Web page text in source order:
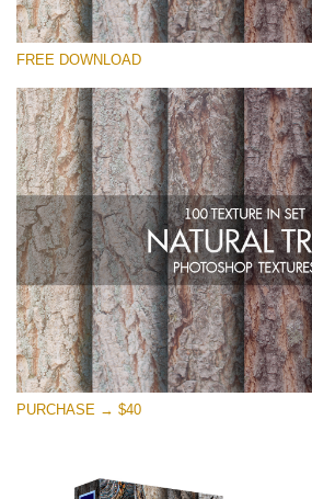
Please select
Small 800*533px
Natural Tree
(100 Textures)
Large 6000*4000px
Entire Collection
(1783 Overlays)
Large 6000*4000px
Free download
FREE DOWNLOAD
PURCHASE → $40